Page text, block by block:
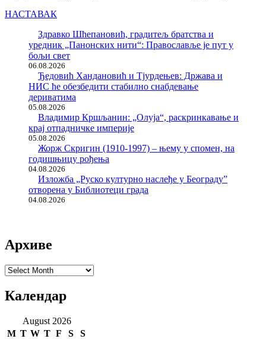
НАСТАВАК
Здравко Шћепановић, градитељ братства и
уредник „Панонских нити“: Православље је пут у
бољи свет
06.08.2026
Ђедовић Хандановић и Тјурдењев: Држава и
НИС ће обезбедити стабилно снабдевање
дериватима
05.08.2026
Владимир Кршљанин: „Олуја“, раскринкавање и
крај отпадничке империје
05.08.2026
Жорж Скригин (1910-1997) – њему у спомен, на
годишњицу рођења
04.08.2026
Изложба „Руско културно наслеђе у Београду”
отворена у Библиотеци града
04.08.2026
Архиве
Архиве
Календар
August 2026
M T W T F S
S